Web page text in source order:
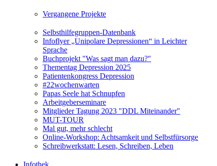
Vergangene Projekte
Selbsthilfegruppen-Datenbank
Infoflyer „Unipolare Depressionen“ in Leichter
Sprache
Buchprojekt "Was sagt man dazu?"
Thementag Depression 2025
Patientenkongress Depression
#22wochenwarten
Papas Seele hat Schnupfen
Arbeitgeberseminare
Mitglieder Tagung 2023 "DDL Miteinander"
MUT-TOUR
Mal gut, mehr schlecht
Online-Workshop: Achtsamkeit und Selbstfürsorge
Schreibwerkstatt: Lesen, Schreiben, Leben
Infothek